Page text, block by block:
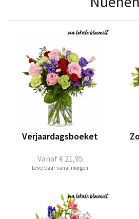
Vanaf€ 21,95
Verjaardagsboeket
Leverbaar vanaf morgen